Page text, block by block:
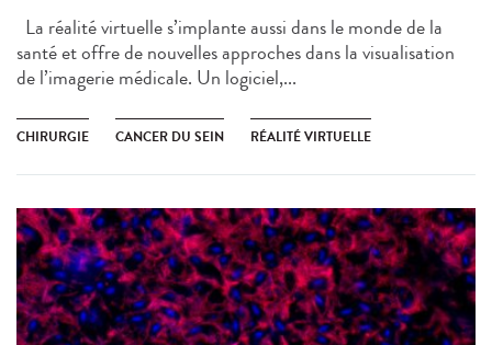
La réalité virtuelle s’implante aussi dans le monde de la
santé et offre de nouvelles approches dans la visualisation
de l’imagerie médicale. Un logiciel,...
CHIRURGIE CANCER DU SEIN RÉALITÉ VIRTUELLE